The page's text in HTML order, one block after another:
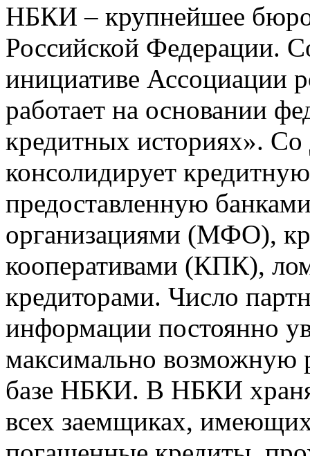
НБКИ – крупнейшее
Российской Федерации.
инициативе Ассоциации
работает на основании
кредитных историях».
консолидирует
предоставленную
организациями (МФО),
кооперативами (КПК),
кредиторами. Число
информации постоянно
максимально возможную
базе НБКИ. В НБКИ
всех заемщиках,